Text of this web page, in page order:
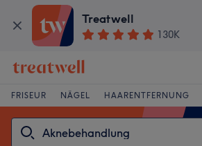
Treatwell
130K
FRISEUR NÄGEL HAARENTFERNUNG